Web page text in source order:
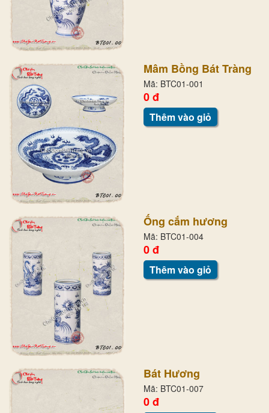
Mâm Bồng Bát Tràng
Mã: BTC01-001
0 đ
Thêm vào giỏ
Ống cắm hương
Mã: BTC01-004
0 đ
Thêm vào giỏ
Bát Hương
Mã: BTC01-007
0 đ